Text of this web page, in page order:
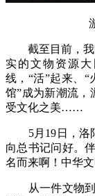
截至目前，我
实的文物资源
线，“活”起来、“
馆”成为新潮流，
受文化之美……
5月19日，洛阳
向总书记问好。
名而来啊！中华
从一件文物到